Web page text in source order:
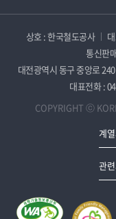
상호 : 한국철도공사
통신판
대전광역시 동구 중앙로 240
대표전화 :
COPYRIGHT ⓒ
계
관